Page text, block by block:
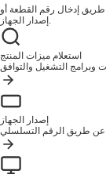
طريق إدخال رقم القطعة أو
إصدار الجهاز.
استعلام ميزات المنتج
إصدار الجهاز